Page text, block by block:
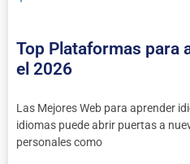
Top Plataformas para
el 2026
Las Mejores Web para aprender
idiomas puede abrir puertas a
personales como